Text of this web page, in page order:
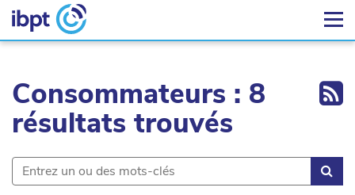
Consommateurs : 8
résultats trouvés